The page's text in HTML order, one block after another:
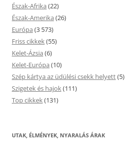
Észak-Afrika (22)
Észak-Amerika (26)
Európa (3 573)
Friss cikkek(55)
Kelet-Ázsia (6)
Kelet-Európa (10)
Szép kártya az üdülési csekk helyett(5)
Szigetek és hajok(111)
Top cikkek(131)
UTAK, ÉLMÉNYEK, NYARALÁS ÁRAK